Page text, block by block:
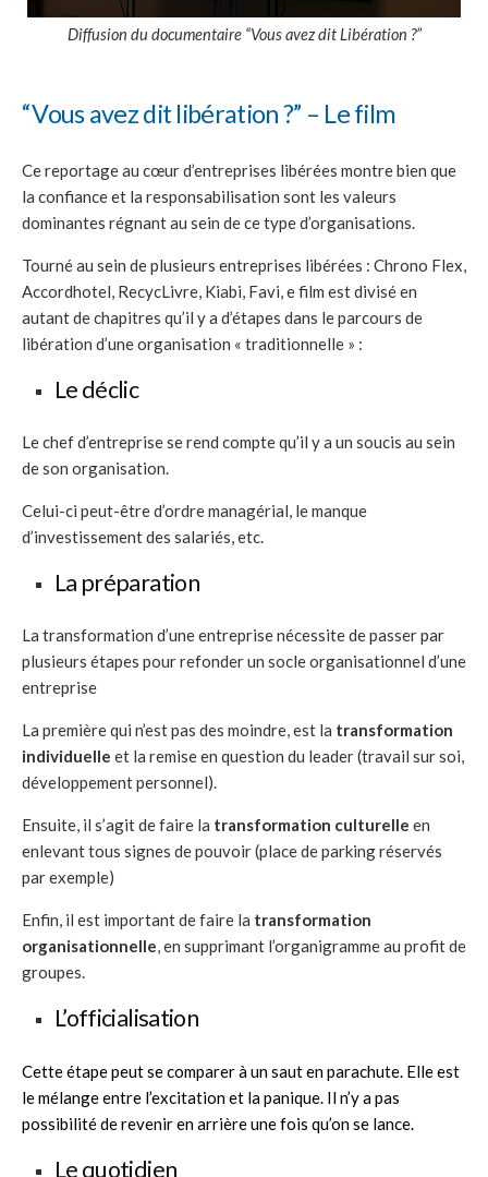
Diffusion du documentaire “Vous avez dit Libération ?”
“Vous avez dit libération ?” – Le film
Ce reportage au cœur d’entreprises libérées montre bien que
la confiance et la responsabilisation sont les valeurs
dominantes régnant au sein de ce type d’organisations.
Tourné au sein de plusieurs entreprises libérées : Chrono Flex,
Accordhotel, RecycLivre, Kiabi, Favi, e film est divisé en
autant de chapitres qu’il y a d’étapes dans le parcours de
libération d’une organisation « traditionnelle » :
Le déclic
Le chef d’entreprise se rend compte qu’il y a un soucis au sein
de son organisation.
Celui-ci peut-être d’ordre managérial, le manque
d’investissement des salariés, etc.
La préparation
La transformation d’une entreprise nécessite de passer par
plusieurs étapes pour refonder un socle organisationnel d’une
entreprise
La première qui n’est pas des moindre, est la transformation
individuelle et la remise en question du leader (travail sur soi,
développement personnel).
Ensuite, il s’agit de faire la transformation culturelle en
enlevant tous signes de pouvoir (place de parking réservés
par exemple)
Enfin, il est important de faire la transformation
organisationnelle, en supprimant l’organigramme au profit de
groupes.
L’officialisation
Cette étape peut se comparer à un saut en parachute. Elle est
le mélange entre l’excitation et la panique. Il n’y a pas
possibilité de revenir en arrière une fois qu’on se lance.
Le quotidien